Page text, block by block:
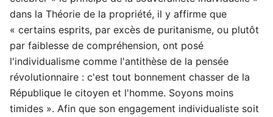
dans la Théorie de la propriété, il y affirme que
« certains esprits, par excès de puritanisme, ou plutôt
par faiblesse de compréhension, ont posé
l'individualisme comme l'antithèse de la pensée
révolutionnaire : c'est tout bonnement chasser de la
République le citoyen et l'homme. Soyons moins
timides ». Afin que son engagement individualiste soit